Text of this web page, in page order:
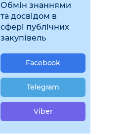
Обмін знаннями
та досвідом в
сфері публічних
закупівель
Facebook
Telegram
Viber